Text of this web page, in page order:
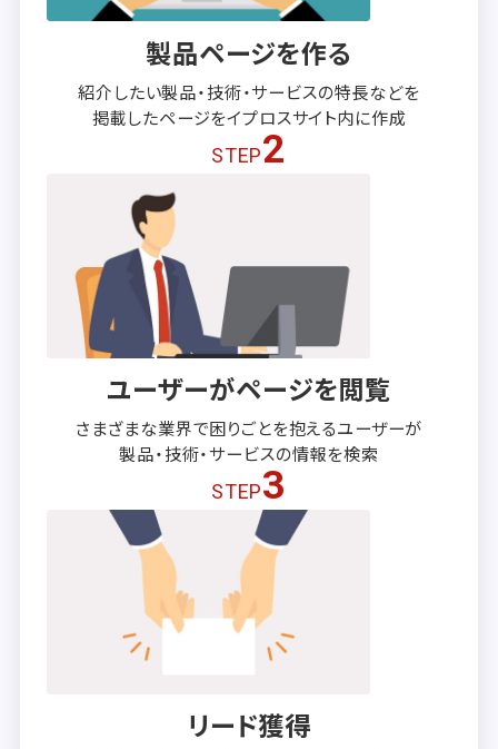
製品ページを作る
紹介したい製品・技術・サービスの特長などを
掲載したページをイプロスサイト内に作成
STEP2
ユーザーがページを閲覧
さまざまな業界で困りごとを抱えるユーザーが
製品・技術・サービスの情報を検索
STEP3
リード獲得